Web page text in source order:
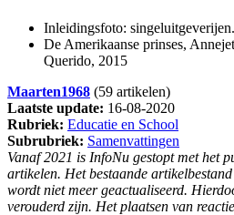
Inleidingsfoto:
De Amerikaanse prinses,
Querido, 2015
Maarten1968 (59 artikelen)
Laatste update: 16-08-2020
Rubriek: Educatie en School
Subrubriek: Samenvattingen
Vanaf 2021 is InfoNu gestopt met het
artikelen. Het bestaande
wordt niet meer geactualiseerd.
verouderd zijn. Het plaatsen van